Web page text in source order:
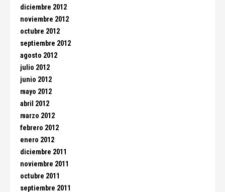
diciembre 2012
noviembre 2012
octubre 2012
septiembre 2012
agosto 2012
julio 2012
junio 2012
mayo 2012
abril 2012
marzo 2012
febrero 2012
enero 2012
diciembre 2011
noviembre 2011
octubre 2011
septiembre 2011